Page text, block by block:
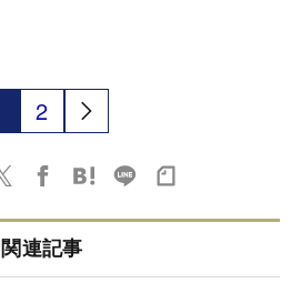
2
関連記事